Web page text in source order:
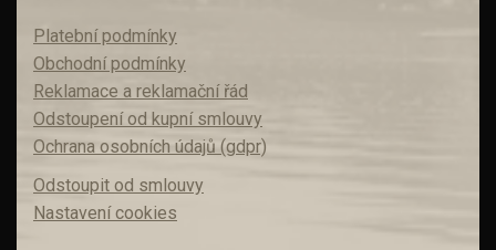
Platební podmínky
Obchodní podmínky
Reklamace a reklamační řád
Odstoupení od kupní smlouvy
Ochrana osobních údajů (gdpr)
Odstoupit od smlouvy
Nastavení cookies